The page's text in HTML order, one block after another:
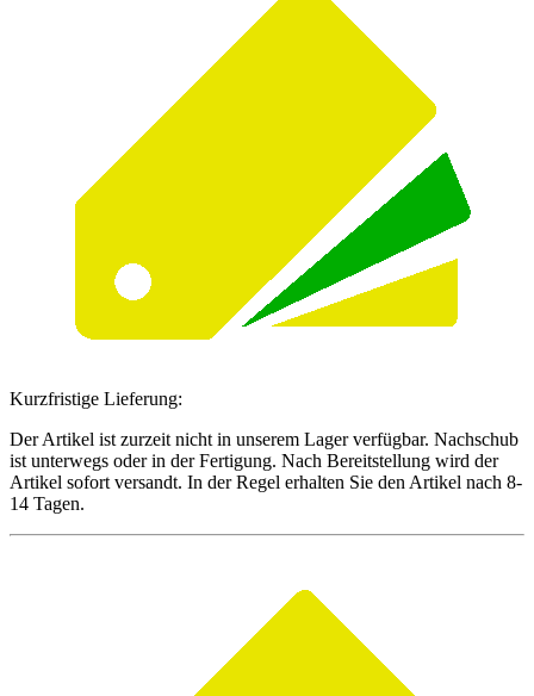
Kurzfristige Lieferung:
Der Artikel ist zurzeit nicht in unserem Lager verfügbar. Nachschub
ist unterwegs oder in der Fertigung. Nach Bereitstellung wird der
Artikel sofort versandt. In der Regel erhalten Sie den Artikel nach 8-
14 Tagen.